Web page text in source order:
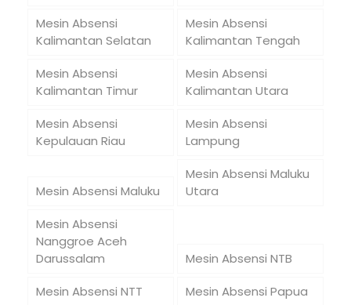
Mesin Absensi
Kalimantan Selatan
Mesin Absensi
Kalimantan Tengah
Mesin Absensi
Kalimantan Timur
Mesin Absensi
Kalimantan Utara
Mesin Absensi
Kepulauan Riau
Mesin Absensi
Lampung
Mesin Absensi Maluku
Mesin Absensi Maluku
Utara
Mesin Absensi
Nanggroe Aceh
Darussalam
Mesin Absensi NTB
Mesin Absensi NTT
Mesin Absensi Papua